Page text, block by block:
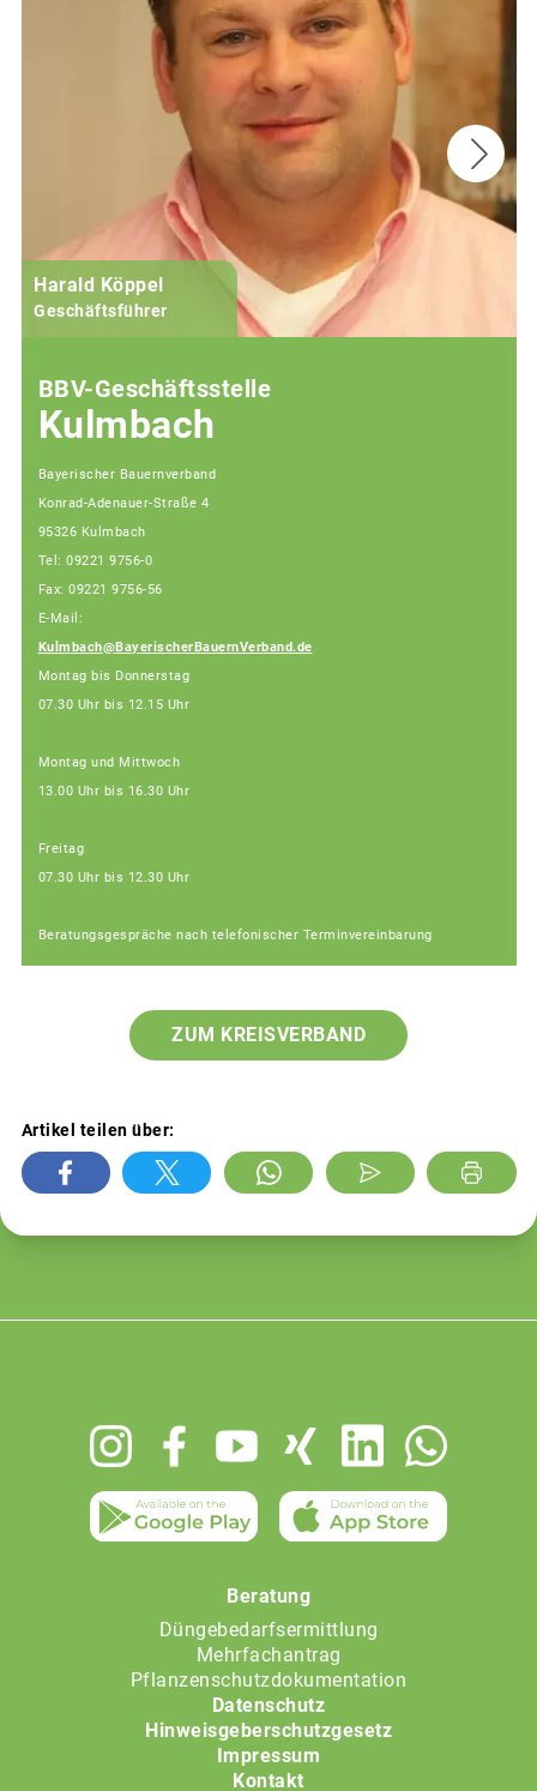
Harald Köppel
Geschäftsführer
BBV-Geschäftsstelle
Kulmbach
Bayerischer Bauernverband
Konrad-Adenauer-Straße 4
95326 Kulmbach
Tel: 09221 9756-0
Fax: 09221 9756-56
E-Mail:
Kulmbach@BayerischerBauernVerband.de
Montag bis Donnerstag
07.30 Uhr bis 12.15 Uhr
Montag und Mittwoch
13.00 Uhr bis 16.30 Uhr
Freitag
07.30 Uhr bis 12.30 Uhr
Beratungsgespräche nach telefonischer Terminvereinbarung
ZUM KREISVERBAND
Artikel teilen über:
Beratung
Düngebedarfsermittlung
Mehrfachantrag
Pflanzenschutzdokumentation
Datenschutz
Hinweisgeberschutzgesetz
Impressum
Kontakt